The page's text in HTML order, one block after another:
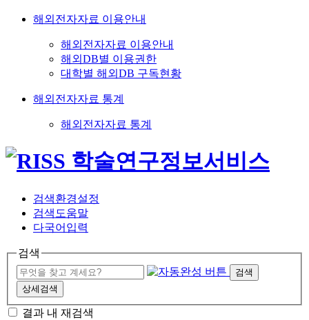
해외전자자료 이용안내
해외전자자료 이용안내
해외DB별 이용권한
대학별 해외DB 구독현황
해외전자자료 통계
해외전자자료 통계
검색환경설정
검색도움말
다국어입력
검색
검색
상세검색
결과 내 재검색